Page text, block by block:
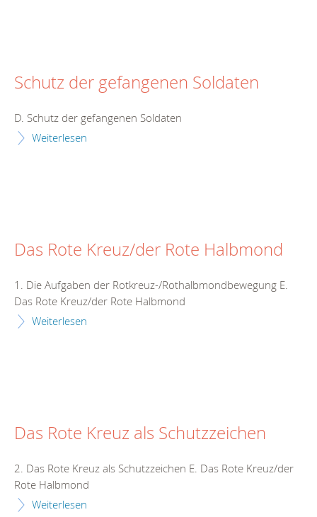
Schutz der gefangenen Soldaten
D. Schutz der gefangenen Soldaten
Weiterlesen
Das Rote Kreuz/der Rote Halbmond
1. Die Aufgaben der Rotkreuz-/Rothalbmondbewegung E.
Das Rote Kreuz/der Rote Halbmond
Weiterlesen
Das Rote Kreuz als Schutzzeichen
2. Das Rote Kreuz als Schutzzeichen E. Das Rote Kreuz/der
Rote Halbmond
Weiterlesen